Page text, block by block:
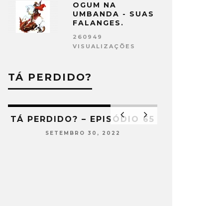
OGUM NA
UMBANDA - SUAS
FALANGES.
260949
VISUALIZAÇÕES
TÁ PERDIDO?
TÁ PERDIDO? – EPISÓDIO 65
SETEMBRO 30, 2022